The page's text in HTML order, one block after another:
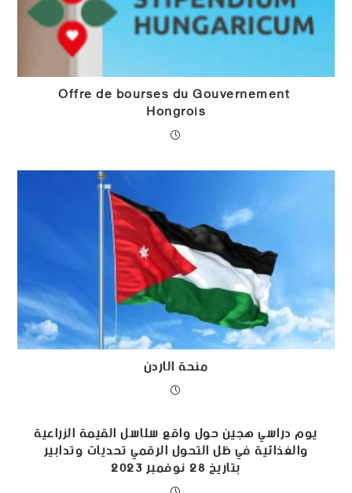
Offre de bourses du Gouvernement
Hongrois
منحة الاردن
يوم دراسي هجين حول واقع سلاسل القيمة الزراعية
والغذائية في ظل التحول الرقمي تحديات وتدابير
بتاريخ 28 نوفمبر 2023